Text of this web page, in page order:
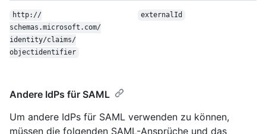
http://
schemas.microsoft.com/
identity/claims/
objectidentifier
externalId
Andere IdPs für SAML
Um andere IdPs für SAML verwenden zu können,
müssen die folgenden SAML-Ansprüche und das